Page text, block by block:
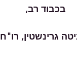
בכבוד רב,
גרינשטין, רו"ח